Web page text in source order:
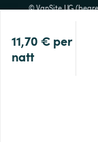
11,70 € per
natt
© VanSite UG